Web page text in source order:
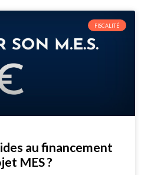
FISCALITÉ
au financement
MES ?